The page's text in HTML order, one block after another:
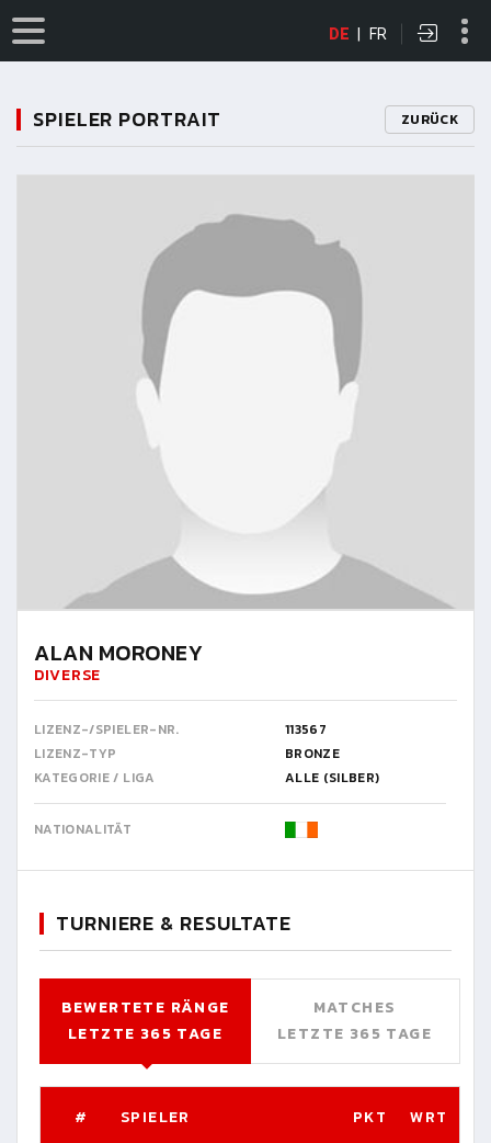
DE | FR
SPIELER PORTRAIT ZURÜCK
ALAN MORONEY
DIVERSE
LIZENZ-/SPIELER-NR.
113567
LIZENZ-TYP
BRONZE
KATEGORIE / LIGA
ALLE (SILBER)
NATIONALITÄT
TURNIERE & RESULTATE
BEWERTETE RÄNGE
LETZTE 365 TAGE
MATCHES
LETZTE 365 TAGE
# SPIELER PKT WRT